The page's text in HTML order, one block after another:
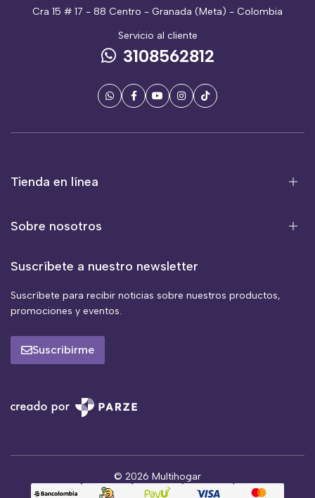
Cra 15 # 17 - 88 Centro - Granada (Meta) - Colombia
Servicio al cliente
3108562812
Tienda en línea
Sobre nosotros
Suscríbete a nuestro newsletter
Suscríbete para recibir noticias sobre nuestros productos,
promociones y eventos.
Suscribirme
© 2026 Multihogar